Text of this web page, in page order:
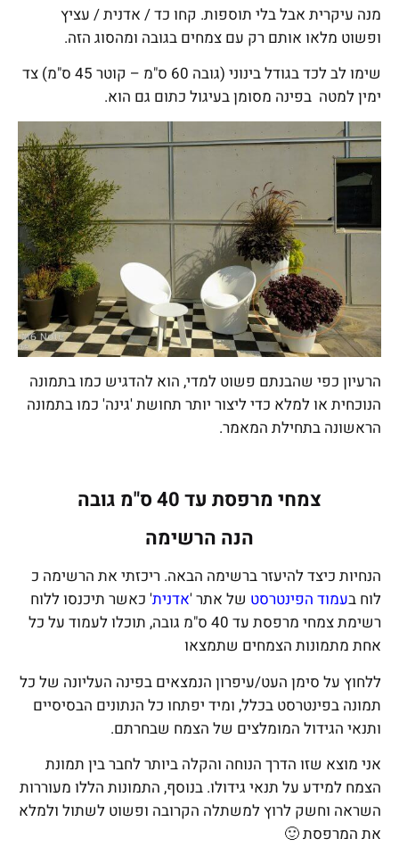
מנה עיקרית אבל בלי תוספות. קחו כד / אדנית / עציץ
ופשוט מלאו אותם רק עם צמחים בגובה ומהסוג הזה.
שימו לב לכד בגודל בינוני (גובה 60 ס"מ – קוטר 45 ס"מ) צד
ימין למטה בפינה מסומן בעיגול כתום גם הוא.
הרעיון כפי שהבנתם פשוט למדי, הוא להדגיש כמו בתמונה
הנוכחית או למלא כדי ליצור יותר תחושת 'גינה' כמו בתמונה
הראשונה בתחילת המאמר.
צמחי מרפסת עד 40 ס"מ גובה
הנה הרשימה
הנחיות כיצד להיעזר ברשימה הבאה. ריכזתי את הרשימה כ
לוח בעמוד הפינטרסט של אתר 'אדנית' כאשר תיכנסו ללוח
רשימת צמחי מרפסת עד 40 ס"מ גובה, תוכלו לעמוד על כל
אחת מתמונות הצמחים שתמצאו
ללחוץ על סימן העט/עיפרון הנמצאים בפינה העליונה של כל
תמונה בפינטרסט בכלל, ומיד יפתחו כל הנתונים הבסיסיים
ותנאי הגידול המומלצים של הצמח שבחרתם.
אני מוצא שזו הדרך הנוחה והקלה ביותר לחבר בין תמונת
הצמח למידע על תנאי גידולו. בנוסף, התמונות הללו מעוררות
השראה וחשק לרוץ למשתלה הקרובה ופשוט לשתול ולמלא
את המרפסת 🙂